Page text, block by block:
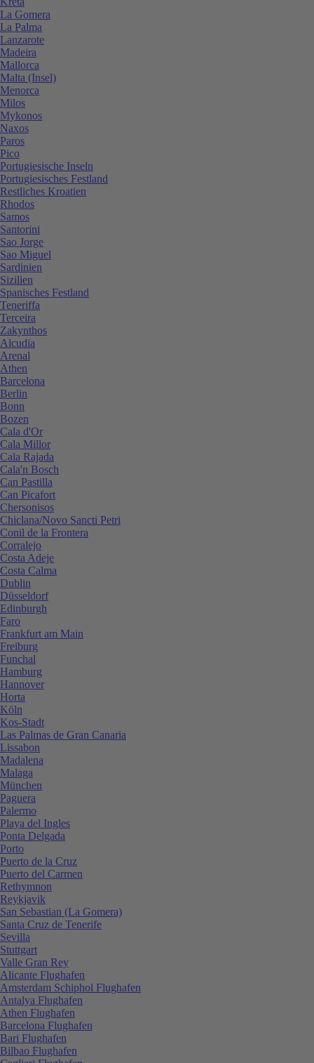
La Gomera
La Palma
Lanzarote
Madeira
Mallorca
Malta (Insel)
Menorca
Milos
Mykonos
Naxos
Paros
Pico
Portugiesische Inseln
Portugiesisches Festland
Restliches Kroatien
Rhodos
Samos
Santorini
Sao Jorge
Sao Miguel
Sardinien
Sizilien
Spanisches Festland
Teneriffa
Terceira
Zakynthos
Alcudia
Arenal
Athen
Barcelona
Berlin
Bonn
Bozen
Cala d'Or
Cala Millor
Cala Rajada
Cala'n Bosch
Can Pastilla
Can Picafort
Chersonisos
Chiclana/Novo Sancti Petri
Conil de la Frontera
Corralejo
Costa Adeje
Costa Calma
Dublin
Düsseldorf
Edinburgh
Faro
Frankfurt am Main
Freiburg
Funchal
Hamburg
Hannover
Horta
Köln
Kos-Stadt
Las Palmas de Gran Canaria
Lissabon
Madalena
Malaga
München
Paguera
Palermo
Playa del Ingles
Ponta Delgada
Porto
Puerto de la Cruz
Puerto del Carmen
Rethymnon
Reykjavik
San Sebastian (La Gomera)
Santa Cruz de Tenerife
Sevilla
Stuttgart
Valle Gran Rey
Alicante Flughafen
Amsterdam Schiphol Flughafen
Antalya Flughafen
Athen Flughafen
Barcelona Flughafen
Bari Flughafen
Bilbao Flughafen